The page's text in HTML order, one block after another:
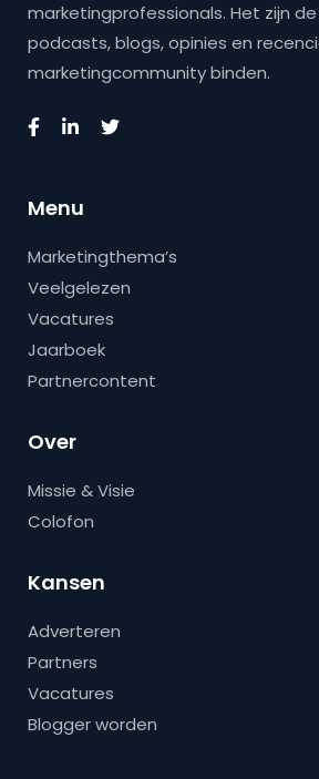
marketingprofessionals. Het zijn
podcasts, blogs, opinies en
marketingcommunity binden.
Menu
Marketingthema’s
Veelgelezen
Vacatures
Jaarboek
Partnercontent
Over
Missie & Visie
Colofon
Kansen
Adverteren
Partners
Vacatures
Blogger worden